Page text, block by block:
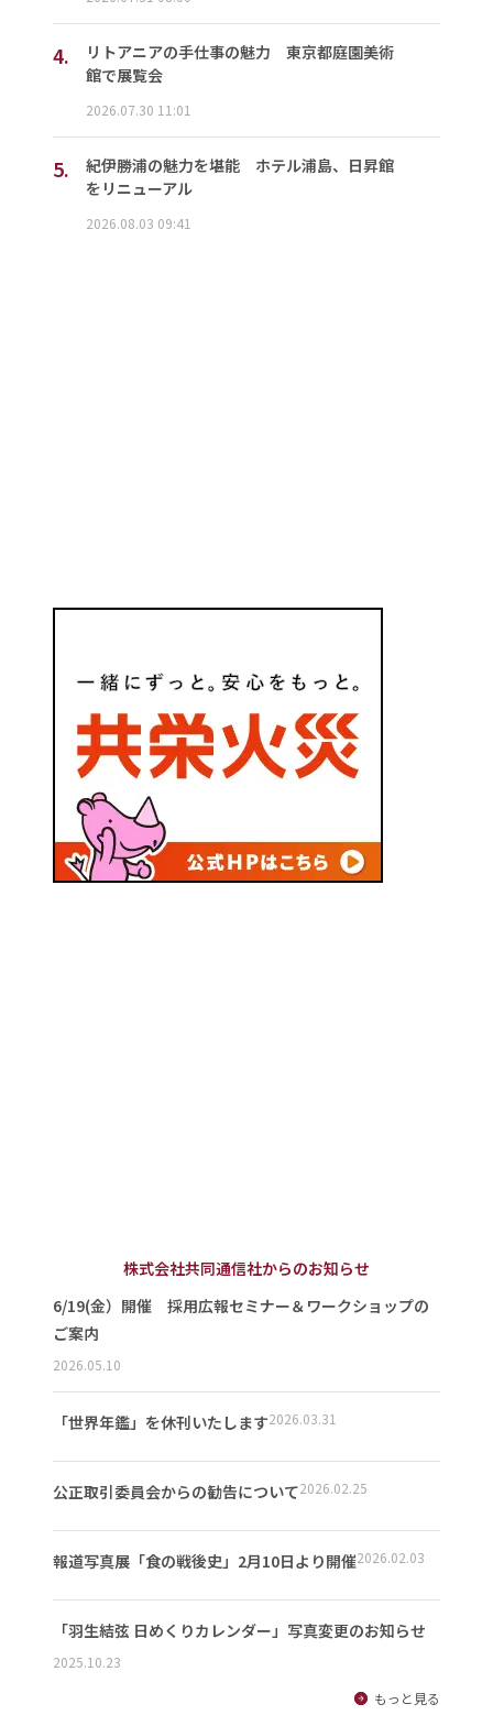
4.
リトアニアの手仕事の魅力 東京都庭園美術
館で展覧会
2026.07.30 11:01
5.
紀伊勝浦の魅力を堪能 ホテル浦島、日昇館
をリニューアル
2026.08.03 09:41
株式会社共同通信社からのお知らせ
6/19(金）開催 採用広報セミナー＆ワークショップの
ご案内
2026.05.10
「世界年鑑」を休刊いたします2026.03.31
公正取引委員会からの勧告について2026.02.25
報道写真展「食の戦後史」2月10日より開催2026.02.03
「羽生結弦 日めくりカレンダー」写真変更のお知らせ
2025.10.23
もっと見る